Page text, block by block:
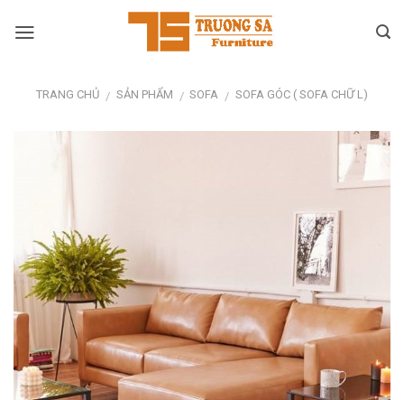
TRANG CHỦ / SẢN PHẨM / SOFA / SOFA GÓC ( SOFA CHỮ L)